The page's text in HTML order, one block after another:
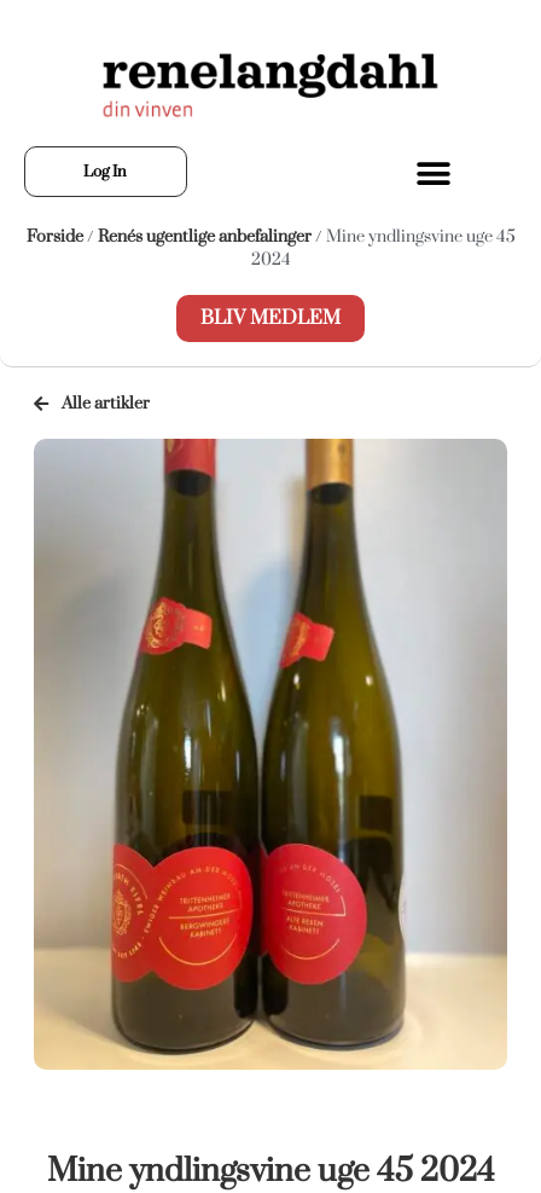
Log In
Forside/ Renés ugentlige anbefalinger/ Mine yndlingsvine uge 45
2024
BLIV MEDLEM
Alle artikler
Mine yndlingsvine uge 45 2024